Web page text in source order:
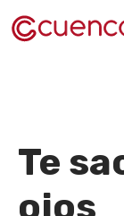
Saltar
al
Te
ojos